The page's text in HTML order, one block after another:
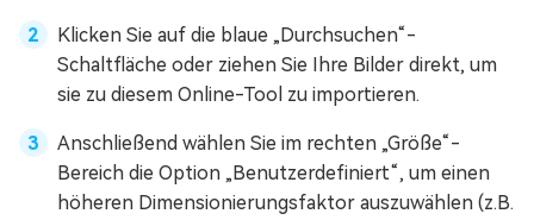
Klicken Sie auf die blaue „Durchsuchen“-
Schaltfläche oder ziehen Sie Ihre Bilder direkt, um
sie zu diesem Online-Tool zu importieren.
Anschließend wählen Sie im rechten „Größe“-
Bereich die Option „Benutzerdefiniert“, um einen
höheren Dimensionierungsfaktor auszuwählen (z.B.